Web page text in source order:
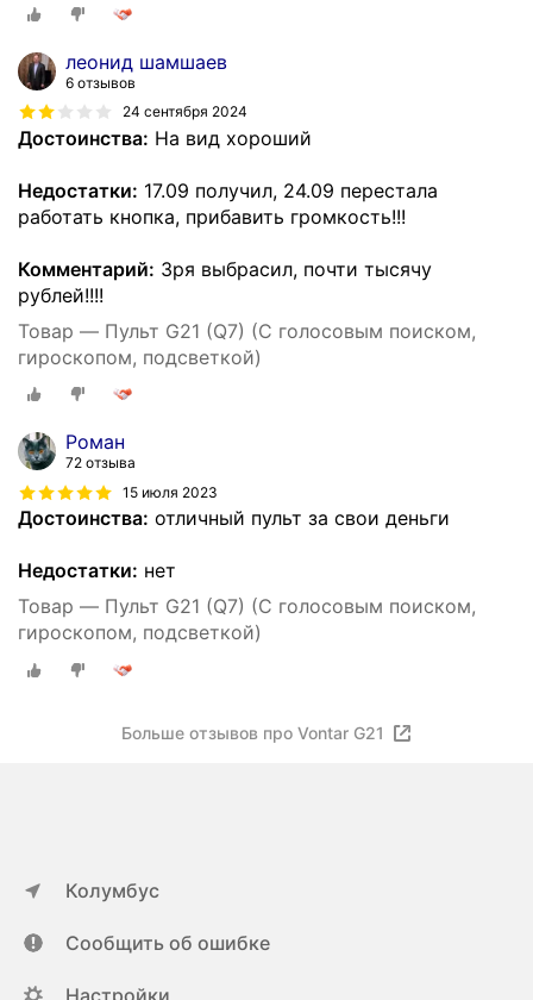
леонид шамшаев
6 отзывов
24 сентября 2024
Достоинства: На вид хороший
Недостатки: 17.09 получил, 24.09 перестала
работать кнопка, прибавить громкость!!!
Комментарий: Зря выбрасил, почти тысячу
рублей!!!!
Товар — Пульт G21 (Q7) (C голосовым поиском,
гироскопом, подсветкой)
Роман
72 отзыва
15 июля 2023
Достоинства: отличный пульт за свои деньги
Недостатки: нет
Товар — Пульт G21 (Q7) (C голосовым поиском,
гироскопом, подсветкой)
Больше отзывов про Vontar G21
Колумбус
Сообщить об ошибке
Настройки